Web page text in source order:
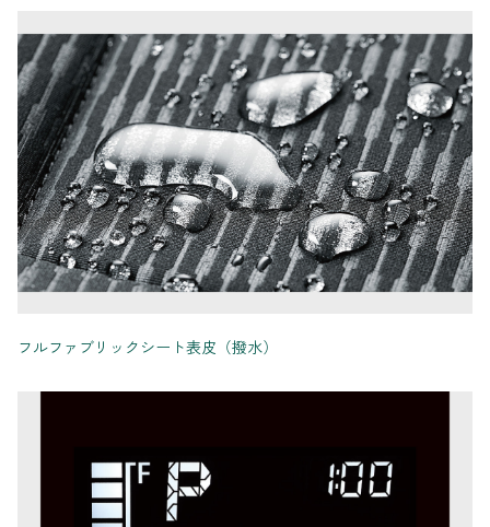
フルファブリックシート表皮（撥水）